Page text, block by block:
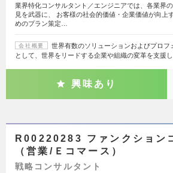
業界特化コンサルタント／エンジニアでは、各業界
見を武器に、 お客様の社会的価値・企業価値が向上
めのプラン策定…
会社概要
世界有数のソリューションおよびプロフ
として、世界をリードする企業や組織の変革を支援
興味あり
R00220283 ファンクション
（営業/Ｅコマース）
戦略コンサルタント